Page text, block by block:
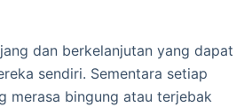
dan berkelanjutan yang dapat
sendiri. Sementara setiap
merasa bingung atau terjebak